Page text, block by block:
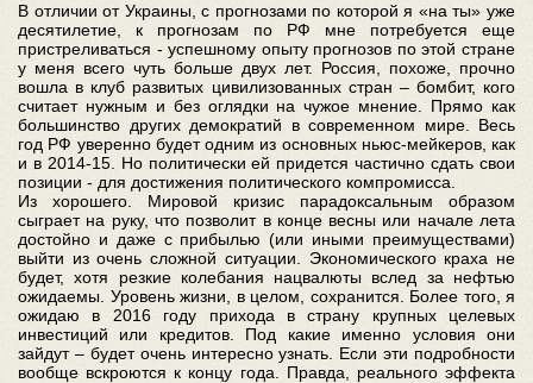
В отличии от Украины, с прогнозами по которой я «на ты» уже
десятилетие, к прогнозам по РФ мне потребуется еще
пристреливаться - успешному опыту прогнозов по этой стране
у меня всего чуть больше двух лет. Россия, похоже, прочно
вошла в клуб развитых цивилизованных стран – бомбит, кого
считает нужным и без оглядки на чужое мнение. Прямо как
большинство других демократий в современном мире. Весь
год РФ уверенно будет одним из основных ньюс-мейкеров, как
и в 2014-15. Но политически ей придется частично сдать свои
позиции - для достижения политического компромисса.
Из хорошего. Мировой кризис парадоксальным образом
сыграет на руку, что позволит в конце весны или начале лета
достойно и даже с прибылью (или иными преимуществами)
выйти из очень сложной ситуации. Экономического краха не
будет, хотя резкие колебания нацвалюты вслед за нефтью
ожидаемы. Уровень жизни, в целом, сохранится. Более того, я
ожидаю в 2016 году прихода в страну крупных целевых
инвестиций или кредитов. Под какие именно условия они
зайдут – будет очень интересно узнать. Если эти подробности
вообще вскроются к концу года. Правда, реального эффекта